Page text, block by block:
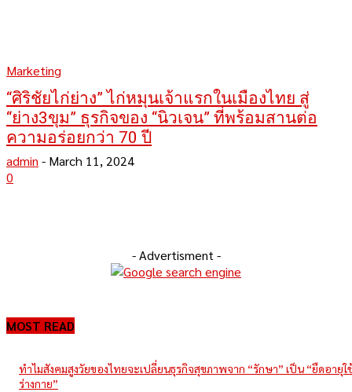
Marketing
“ศิริชัยไก่ย่าง” ไก่หมุนเจ้าแรกในเมืองไทย สู่
“ย่าง3ขุม” ธุรกิจของ “นิวเจน” ที่พร้อมสานต่อ
ความอร่อยกว่า 70 ปี
admin - March 11, 2024
0
- Advertisment -
MOST READ
ทำไมสังคมสูงวัยของไทยจะเปลี่ยนธุรกิจสุขภาพจาก “รักษา” เป็น “ยืดอายุใ
ร่างกาย”